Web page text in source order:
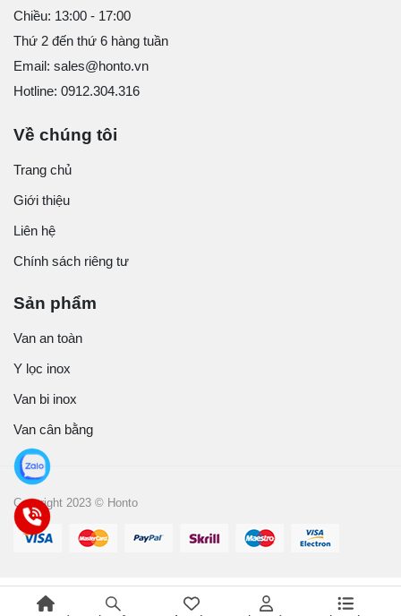
Chiều: 13:00 - 17:00
Thứ 2 đến thứ 6 hàng tuần
Email: sales@honto.vn
Hotline: 0912.304.316
Về chúng tôi
Trang chủ
Giới thiệu
Liên hệ
Chính sách riêng tư
Sản phẩm
Van an toàn
Y lọc inox
Van bi inox
Van cân bằng
Copyright 2023 © Honto